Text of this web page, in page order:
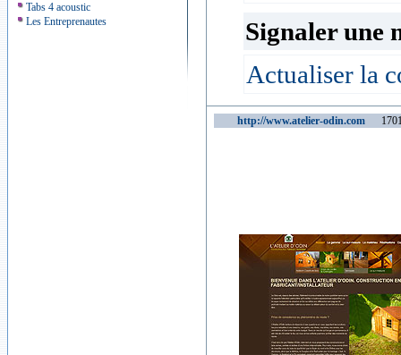
Tabs 4 acoustic
Les Entreprenautes
Signaler une
Actualiser la
http://www.atelier-odin.com